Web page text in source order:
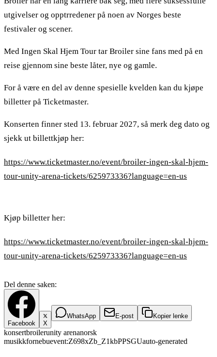
utgivelser og opptrredener på noen av Norges beste
festivaler og scener.
Med Ingen Skal Hjem Tour tar Broiler sine fans med på en
reise gjennom sine beste låter, nye og gamle.
For å være en del av denne spesielle kvelden kan du kjøpe
billetter på Ticketmaster.
Konserten finner sted 13. februar 2027, så merk deg dato og
sjekk ut billettkjøp her:
https://www.ticketmaster.no/event/broiler-ingen-skal-hjem-
tour-unity-arena-tickets/625973336?language=en-us
Kjøp billetter her:
https://www.ticketmaster.no/event/broiler-ingen-skal-hjem-
tour-unity-arena-tickets/625973336?language=en-us
Del denne saken:
Facebook X
WhatsApp E-post Kopier lenke
konsertbroilerunity arenanorsk
musikkfornebuevent:Z698xZb_Z1kbPPSGUauto-generated